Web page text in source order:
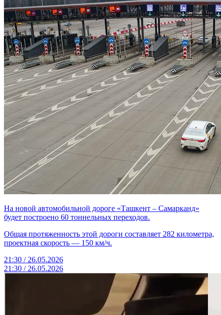
На новой автомобильной дороге «Ташкент – Самарканд»
будет построено 60 тоннельных переходов.
Общая протяженность этой дороги составляет 282 километра,
проектная скорость — 150 км/ч.
21:30 / 26.05.2026
21:30 / 26.05.2026